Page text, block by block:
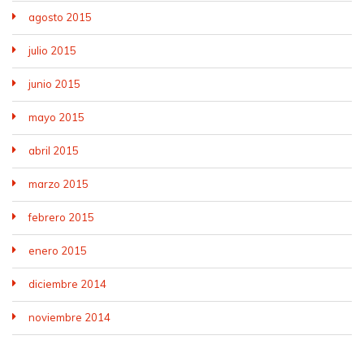
agosto 2015
julio 2015
junio 2015
mayo 2015
abril 2015
marzo 2015
febrero 2015
enero 2015
diciembre 2014
noviembre 2014